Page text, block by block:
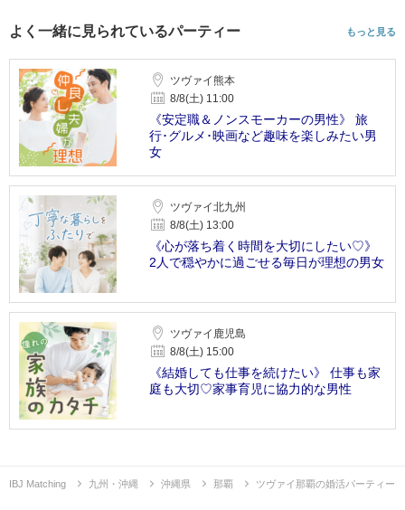
よく一緒に見られているパーティー もっと見る
ツヴァイ熊本
8/8(土) 11:00
《安定職＆ノンスモーカーの男性》 旅
行･グルメ･映画など趣味を楽しみたい男
女
ツヴァイ北九州
8/8(土) 13:00
《心が落ち着く時間を大切にしたい♡》
2人で穏やかに過ごせる毎日が理想の男女
ツヴァイ鹿児島
8/8(土) 15:00
《結婚しても仕事を続けたい》 仕事も家
庭も大切♡家事育児に協力的な男性
IBJ Matching 九州・沖縄 沖縄県 那覇 ツヴァイ那覇の婚活パーティー